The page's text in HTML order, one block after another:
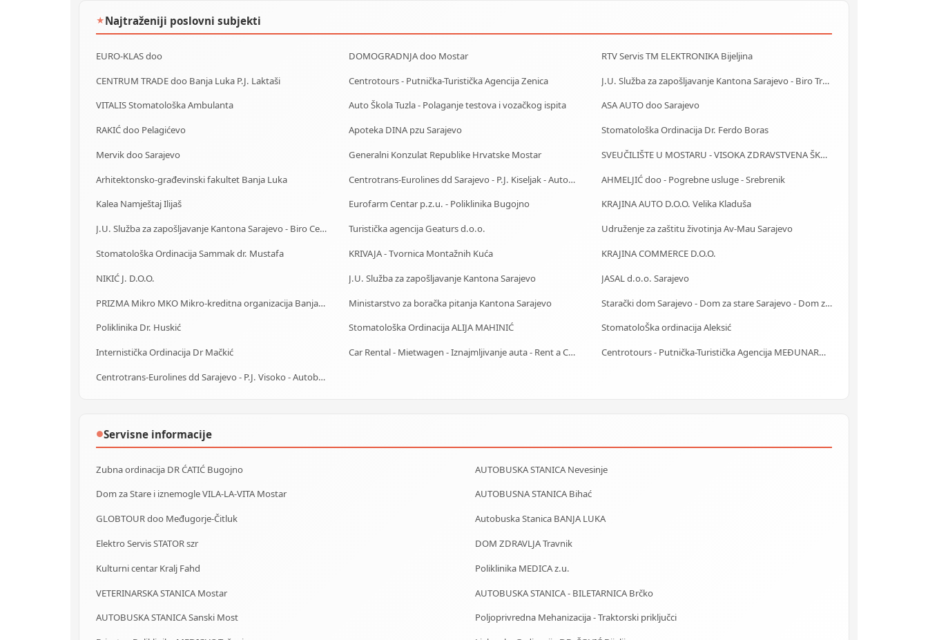
★Najtraženiji poslovni subjekti
EURO-KLAS doo DOMOGRADNJA doo Mostar
RTV Servis TM ELEKTRONIKA Bijeljina
CENTRUM TRADE doo Banja Luka P.J. Laktaši
Centrotours - Putnička-Turistička Agencija Zenica
J.U. Služba za zapošljavanje Kantona Sarajevo - Biro Trnovo
VITALIS Stomatološka Ambulanta
Auto Škola Tuzla - Polaganje testova i vozačkog ispita
ASA AUTO doo Sarajevo
RAKIĆ doo Pelagićevo
Apoteka DINA pzu Sarajevo
Stomatološka Ordinacija Dr. Ferdo Boras
Mervik doo Sarajevo
Generalni Konzulat Republike Hrvatske Mostar
SVEUČILIŠTE U MOSTARU - VISOKA ZDRAVSTVENA ŠKOLA
Arhitektonsko-građevinski fakultet Banja Luka
Centrotrans-Eurolines dd Sarajevo - P.J. Kiseljak - Autobuska stanica
AHMELJIĆ doo - Pogrebne usluge - Srebrenik
Kalea Namještaj Ilijaš
Eurofarm Centar p.z.u. - Poliklinika Bugojno
KRAJINA AUTO D.O.O. Velika Kladuša
J.U. Služba za zapošljavanje Kantona Sarajevo - Biro Centar
Turistička agencija Geaturs d.o.o.
Udruženje za zaštitu životinja Av-Mau Sarajevo
Stomatološka Ordinacija Sammak dr. Mustafa
KRIVAJA - Tvornica Montažnih Kuća
KRAJINA COMMERCE D.O.O.
NIKIĆ J. D.O.O.
J.U. Služba za zapošljavanje Kantona Sarajevo
JASAL d.o.o. Sarajevo
PRIZMA Mikro MKO Mikro-kreditna organizacija Banja Luka
Ministarstvo za boračka pitanja Kantona Sarajevo
Starački dom Sarajevo - Dom za stare Sarajevo - Dom za stara lica Sarajevo
Poliklinika Dr. Huskić
Stomatološka Ordinacija ALIJA MAHINIĆ
StomatoloŠka ordinacija Aleksić
Internistička Ordinacija Dr Mačkić
Car Rental - Mietwagen - Iznajmljivanje auta - Rent a Car Sarajevo
Centrotours - Putnička-Turistička Agencija MEĐUNARODNI AERODROM Sarajevo
Centrotrans-Eurolines dd Sarajevo - P.J. Visoko - Autobuska stanica
●Servisne informacije
Zubna ordinacija DR ĆATIĆ Bugojno
AUTOBUSKA STANICA Nevesinje
Dom za Stare i iznemogle VILA-LA-VITA Mostar
AUTOBUSNA STANICA Bihać
GLOBTOUR doo Međugorje-Čitluk
Autobuska Stanica BANJA LUKA
Elektro Servis STATOR szr
DOM ZDRAVLJA Travnik
Kulturni centar Kralj Fahd
Poliklinika MEDICA z.u.
VETERINARSKA STANICA Mostar
AUTOBUSKA STANICA - BILETARNICA Brčko
AUTOBUSKA STANICA Sanski Most
Poljoprivredna Mehanizacija - Traktorski priključci